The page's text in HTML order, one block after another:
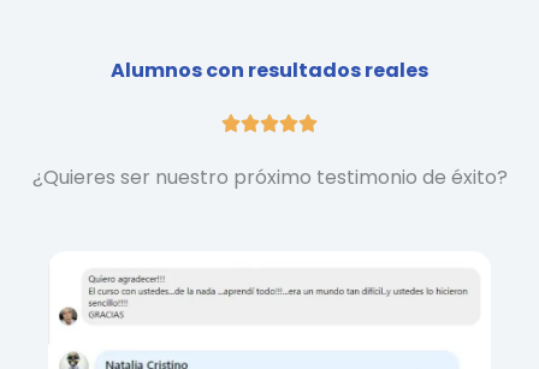
Alumnos con resultados reales
Valorado
5
¿Quieres ser nuestro próximo testimonio de éxito?